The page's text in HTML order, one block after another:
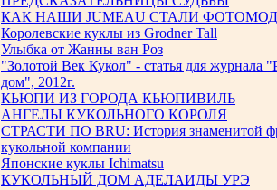
КАК НАШИ JUMEAU СТАЛИ
Королевские куклы из Grodner Tall
Улыбка от Жанны ван Роз
"Золотой Век Кукол" - статья для журнала
дом", 2012г.
КЬЮПИ ИЗ ГОРОДА КЬЮПИВИЛЬ
АНГЕЛЫ КУКОЛЬНОГО КОРОЛЯ
СТРАСТИ ПО BRU: История знаменитой
кукольной компании
Японские куклы Ichimatsu
КУКОЛЬНЫЙ ДОМ АДЕЛАИДЫ УРЭ